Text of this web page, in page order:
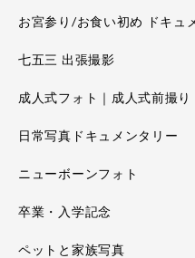
お宮参り/お食い初め ドキュ
七五三 出張撮影
成人式フォト｜成人式前撮り
日常写真ドキュメンタリー
ニューボーンフォト
卒業・入学記念
ペットと家族写真